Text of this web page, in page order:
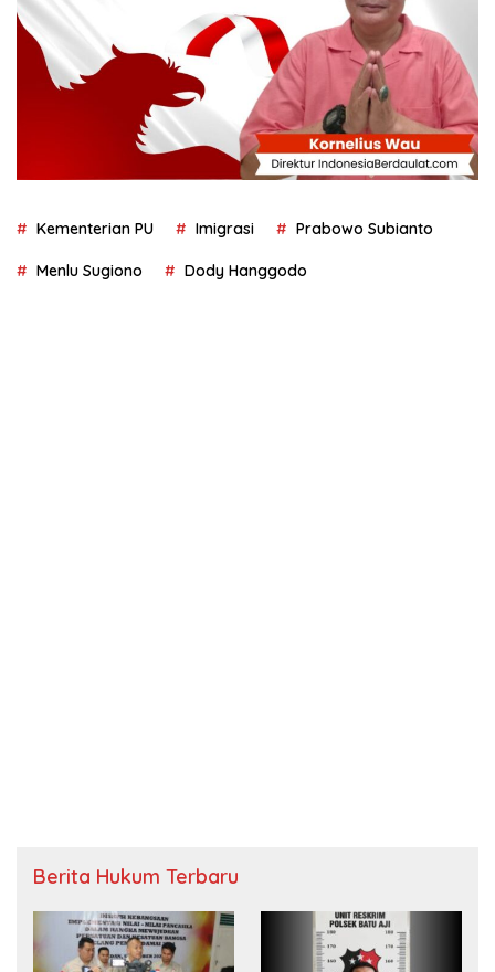
Kementerian PU Imigrasi Prabowo Subianto
Menlu Sugiono Dody Hanggodo
Berita Hukum Terbaru